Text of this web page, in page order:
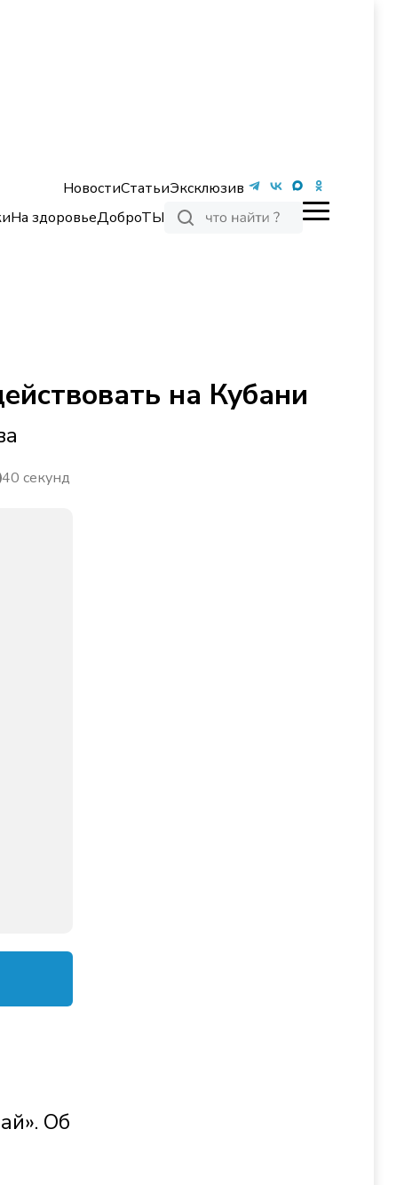
НовостиСтатьиЭксклюзив
На здоровьеДоброТЫ
на Кубани
40 секунд
Об